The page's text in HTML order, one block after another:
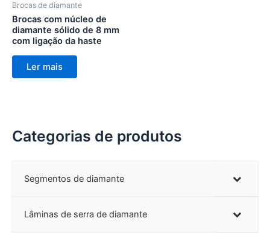
Brocas de diamante
Brocas com núcleo de
diamante sólido de 8 mm
com ligação da haste
Ler mais
Categorias de produtos
Segmentos de diamante
Lâminas de serra de diamante